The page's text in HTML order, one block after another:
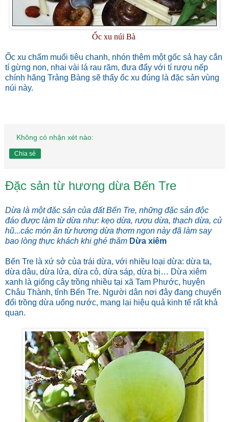
Ốc xu núi Bà
Ốc xu chấm muối tiêu chanh, nhón thêm một gốc sả hay cắn
tí gừng non, nhai vài lá rau răm, đưa đẩy với tí rượu nếp
chính hãng Trảng Bàng sẽ thấy ốc xu đúng là đặc sản vùng
núi này.
Không có nhận xét nào:
Chia sẻ
Đặc sản từ hương dừa Bến Tre
Dừa là một đặc sản của đất Bến Tre, những đặc sản độc
đáo được làm từ dừa như: kẹo dừa, rượu dừa, thạch dừa, củ
hũ...các món ăn từ hương dừa thơm ngon này đã làm say
bao lòng thực khách khi ghé thăm Dừa xiêm
Bến Tre là xứ sở của trái dừa, với nhiều loại dừa: dừa ta,
dừa dâu, dừa lửa, dừa cỏ, dừa sáp, dừa bị… Dừa xiêm
xanh là giống cây trồng nhiều tại xã Tam Phước, huyện
Châu Thành, tỉnh Bến Tre. Người dân nơi đây đang chuyển
đổi trồng dừa uống nước, mang lại hiệu quả kinh tế rất khả
quan.